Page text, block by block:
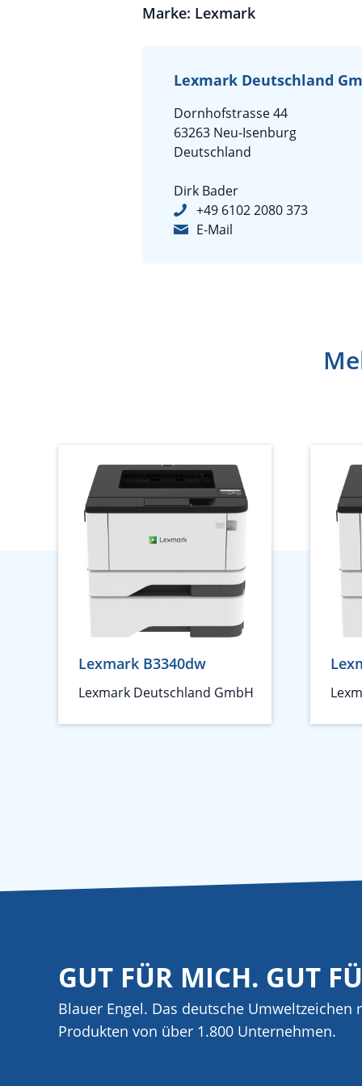
Marke: Lexmark
Lexmark Deutschland
Dornhofstrasse 44
63263 Neu-Isenburg
Deutschland
Dirk Bader
+49 6102 2080 373
E-Mail
Lexmark B3340dw
Lexmark Deutschland GmbH
GUT FÜR MICH. GUT
Blauer Engel. Das deutsche Umweltzeichen
Produkten von über 1.800 Unternehmen.